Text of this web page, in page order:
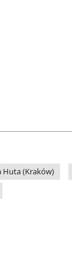
Huta (Kraków)